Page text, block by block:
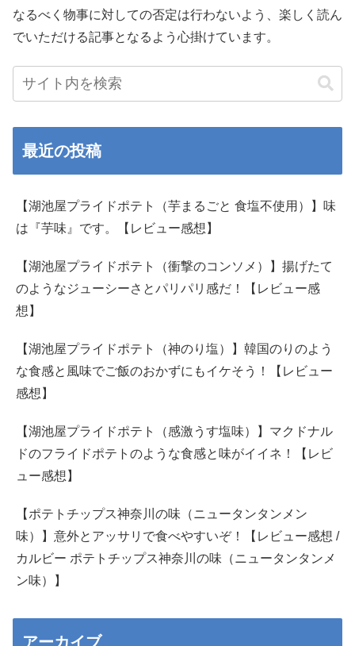
なるべく物事に対しての否定は行わないよう、楽しく読ん
でいただける記事となるよう心掛けています。
最近の投稿
【湖池屋プライドポテト（芋まるごと 食塩不使用）】味
は『芋味』です。【レビュー感想】
【湖池屋プライドポテト（衝撃のコンソメ）】揚げたて
のようなジューシーさとパリパリ感だ！【レビュー感
想】
【湖池屋プライドポテト（神のり塩）】韓国のりのよう
な食感と風味でご飯のおかずにもイケそう！【レビュー
感想】
【湖池屋プライドポテト（感激うす塩味）】マクドナル
ドのフライドポテトのような食感と味がイイネ！【レビ
ュー感想】
【ポテトチップス神奈川の味（ニュータンタンメン
味）】意外とアッサリで食べやすいぞ！【レビュー感想 /
カルビー ポテトチップス神奈川の味（ニュータンタンメ
ン味）】
アーカイブ